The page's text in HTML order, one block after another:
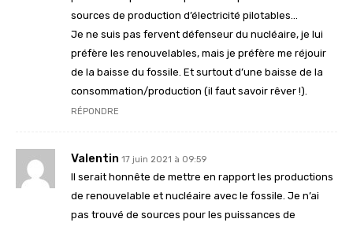
sources de production d’électricité pilotables…
Je ne suis pas fervent défenseur du nucléaire, je lui
préfère les renouvelables, mais je préfère me réjouir
de la baisse du fossile. Et surtout d’une baisse de la
consommation/production (il faut savoir rêver !).
RÉPONDRE
Valentin 17 juin 2021 à 09:59
Il serait honnête de mettre en rapport les productions
de renouvelable et nucléaire avec le fossile. Je n’ai
pas trouvé de sources pour les puissances de